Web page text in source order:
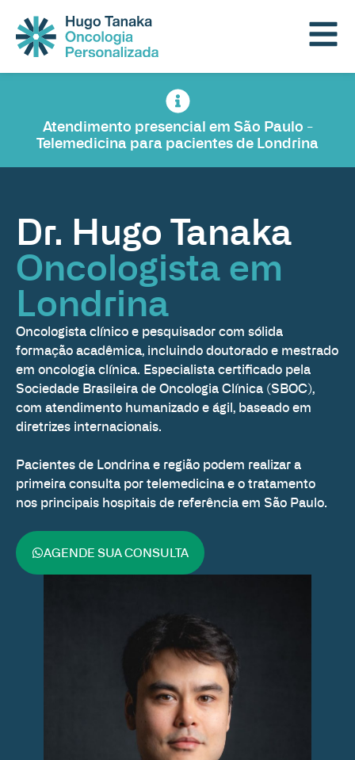
Atendimento presencial em São Paulo -
Telemedicina para pacientes de Londrina
Dr. Hugo Tanaka
Oncologista em
Londrina
Oncologista clínico e pesquisador com sólida
formação acadêmica, incluindo doutorado e mestrado
em oncologia clínica. Especialista certificado pela
Sociedade Brasileira de Oncologia Clínica (SBOC),
com atendimento humanizado e ágil, baseado em
diretrizes internacionais.
Pacientes de Londrina e região podem realizar a
primeira consulta por telemedicina e o tratamento
nos principais hospitais de referência em São Paulo.
AGENDE SUA CONSULTA